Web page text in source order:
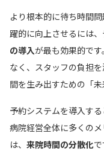
より根本的に待ち時間
躍的に向上させるには
の導入が最も効果的で
なく、スタッフの負担
間を生み出すための「未
予約システムを導入す
病院経営全体に多くの
は、 来院時間の分散化